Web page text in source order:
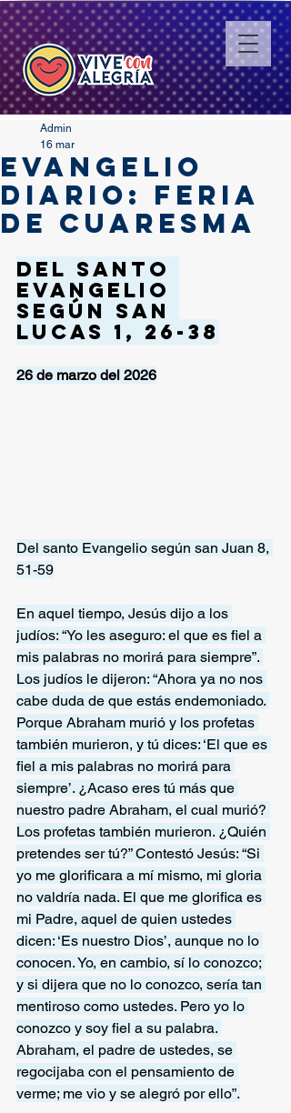
EVANGELIO
DIARIO: FERIA
DE CUARESMA
Admin
16 mar
Del santo
Evangelio
según san
Lucas 1, 26-38
26 de marzo del 2026
Del santo Evangelio según san Juan 8,
51-59
En aquel tiempo, Jesús dijo a los
judíos: “Yo les aseguro: el que es fiel a
mis palabras no morirá para siempre”.
Los judíos le dijeron: “Ahora ya no nos
cabe duda de que estás endemoniado.
Porque Abraham murió y los profetas
también murieron, y tú dices: ‘El que es
fiel a mis palabras no morirá para
siempre’. ¿Acaso eres tú más que
nuestro padre Abraham, el cual murió?
Los profetas también murieron. ¿Quién
pretendes ser tú?” Contestó Jesús: “Si
yo me glorificara a mí mismo, mi gloria
no valdría nada. El que me glorifica es
mi Padre, aquel de quien ustedes
dicen: ‘Es nuestro Dios’, aunque no lo
conocen. Yo, en cambio, sí lo conozco;
y si dijera que no lo conozco, sería tan
mentiroso como ustedes. Pero yo lo
conozco y soy fiel a su palabra.
Abraham, el padre de ustedes, se
regocijaba con el pensamiento de
verme; me vio y se alegró por ello”.